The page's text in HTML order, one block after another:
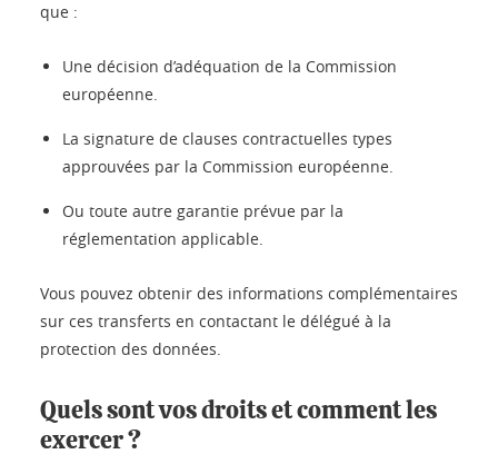
que :
Une décision d’adéquation de la Commission
européenne.
La signature de clauses contractuelles types
approuvées par la Commission européenne.
Ou toute autre garantie prévue par la
réglementation applicable.
Vous pouvez obtenir des informations complémentaires
sur ces transferts en contactant le délégué à la
protection des données.
Quels sont vos droits et comment les
exercer ?